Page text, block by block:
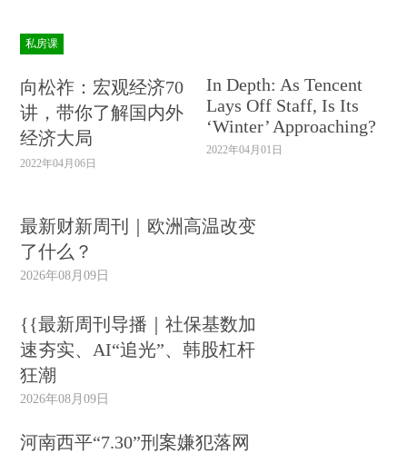
私房课
向松祚：宏观经济70
讲，带你了解国内外
经济大局
2022年04月06日
In Depth: As Tencent
Lays Off Staff, Is Its
‘Winter’ Approaching?
2022年04月01日
最新财新周刊｜欧洲高温改变
了什么？
2026年08月09日
{{最新周刊导播｜社保基数加
速夯实、AI“追光”、韩股杠杆
狂潮
2026年08月09日
河南西平“7.30”刑案嫌犯落网